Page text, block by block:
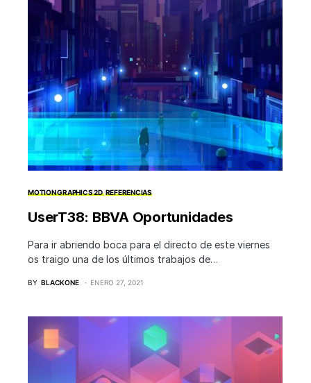
MOTION GRAPHICS 2D REFERENCIAS
UserT38: BBVA Oportunidades
Para ir abriendo boca para el directo de este viernes
os traigo una de los últimos trabajos de…
BY BLACKONE ENERO 27, 2021